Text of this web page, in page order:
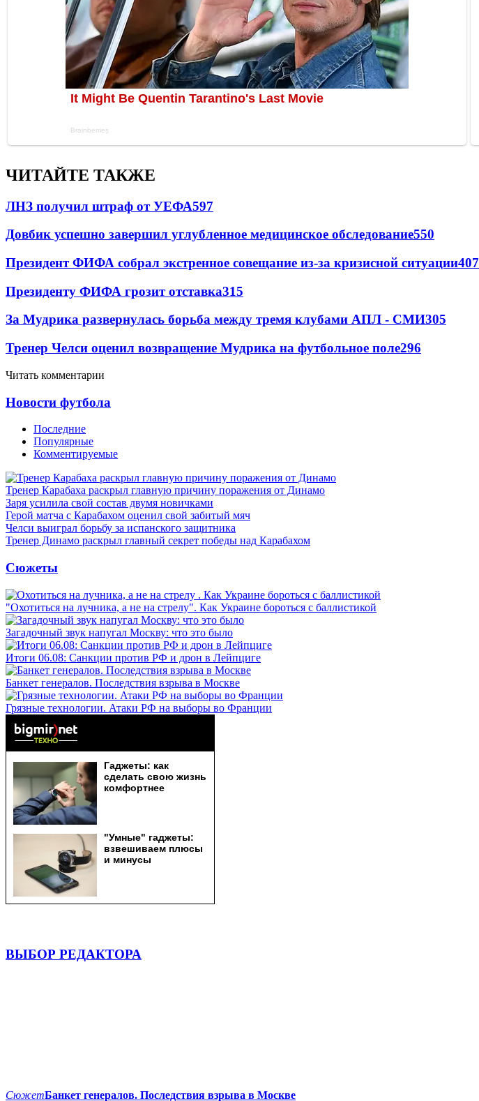
ЧИТАЙТЕ ТАКЖЕ
ЛНЗ получил штраф от УЕФА597
Довбик успешно завершил углубленное медицинское обследование550
Президент ФИФА собрал экстренное совещание из-за кризисной ситуации407
Президенту ФИФА грозит отставка315
За Мудрика развернулась борьба между тремя клубами АПЛ - СМИ305
Тренер Челси оценил возвращение Мудрика на футбольное поле296
Читать комментарии
Новости футбола
Последние
Популярные
Комментируемые
Тренер Карабаха раскрыл главную причину поражения от Динамо
Заря усилила свой состав двумя новичками
Герой матча с Карабахом оценил свой забитый мяч
Челси выиграл борьбу за испанского защитника
Тренер Динамо раскрыл главный секрет победы над Карабахом
Сюжеты
"Охотиться на лучника, а не на стрелу". Как Украине бороться с баллистикой
Загадочный звук напугал Москву: что это было
Итоги 06.08: Санкции против РФ и дрон в Лейпциге
Банкет генералов. Последствия взрыва в Москве
Грязные технологии. Атаки РФ на выборы во Франции
ВЫБОР РЕДАКТОРА
СюжетБанкет генералов. Последствия взрыва в Москве